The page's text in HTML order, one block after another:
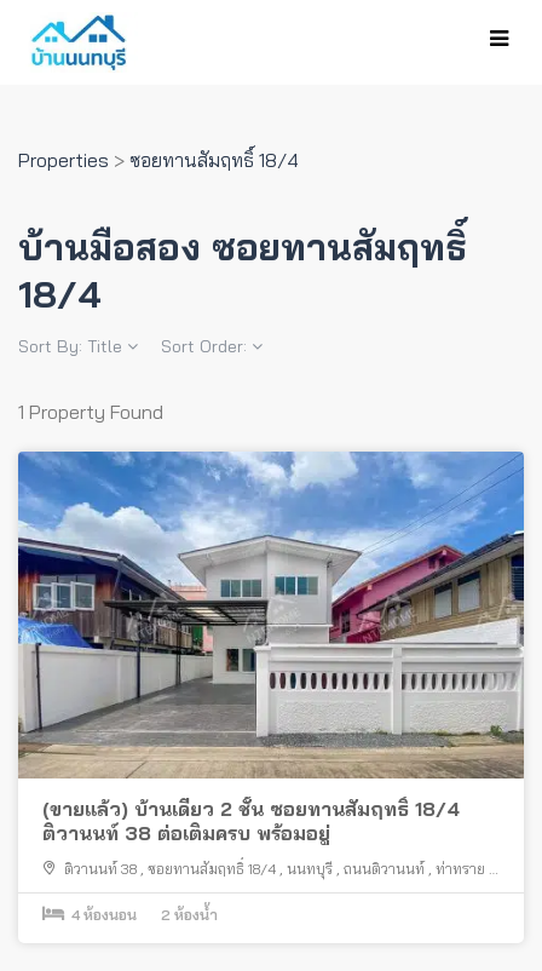
Properties > ซอยทานสัมฤทธิ์ 18/4
บ้านมือสอง ซอยทานสัมฤทธิ์
18/4
Sort By: Title Sort Order:
1 Property Found
(ขายแล้ว) บ้านเดี่ยว 2 ชั้น ซอยทานสัมฤทธิ์ 18/4
ติวานนท์ 38 ต่อเติมครบ พร้อมอยู่
ติวานนท์ 38 ซอยทานสัมฤทธิ์ 18/4 นนทบุรี ถนนติวานนท์ ท่าทราย
เมืองนนทบุรี
4 ห้องนอน 2 ห้องน้ำ